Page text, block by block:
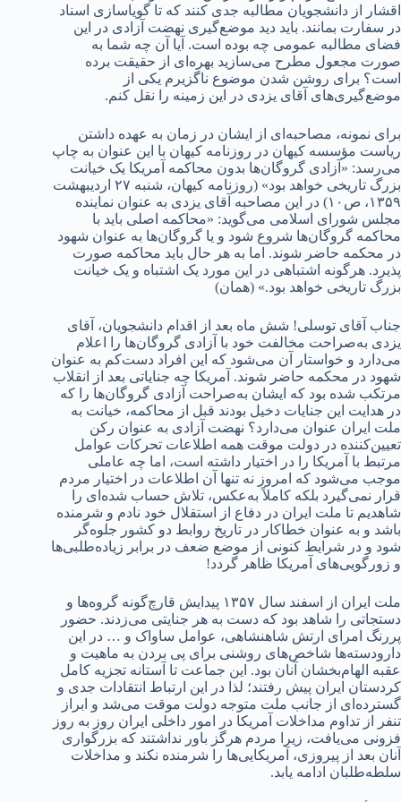
اقشار از دانشجویان مطالبه جدی کنند که تا گویاسازی اسناد
در سفارت بمانند. باید دید موضع‌گیری نهضت آزادی در این
فضای مطالبه‌ عمومی چه بوده است. آیا آن چه شما به
صورت مجعول مطرح می‌سازید بهره‌ای از حقیقت برده
است؟ برای روشن شدن موضوع ناگزیرم یکی از
موضع‌گیری‌های آقای یزدی در این زمینه را نقل کنم.
برای نمونه، مصاحبه‌ای از ایشان در زمان به عهده داشتن
ریاست مؤسسه کیهان در روزنامه کیهان با این عنوان به چاپ
می‌رسد: «آزادی گروگان‌ها بدون محاکمه آمریکا یک خیانت
بزرگ تاریخی خواهد بود» (روزنامه کیهان، شنبه ۲۷ اردیبهشت
۱۳۵۹، ص۱۰) در این مصاحبه آقای یزدی به عنوان نماینده
مجلس شورای اسلامی می‌گوید:‌ «محاکمه اصلی باید با
محاکمه گروگان‌ها شروع شود و یا گروگان‌ها به عنوان شهود
در محکمه حاضر شوند. اما به هر حال باید محاکمه صورت
پذیرد. هرگونه اشتباهی در این مورد یک اشتباه و یک خیانت
بزرگ تاریخی خواهد بود.» (همان)
جناب آقای توسلی! شش ماه بعد از اقدام دانشجویان، آقای
یزدی به‌صراحت مخالفت خود با آزادی گروگان‌ها را اعلام
می‌دارد و خواستار آن می‌شود که این افراد دست‌کم به عنوان
شهود در محکمه حاضر شوند. آمریکا چه جنایاتی بعد از انقلاب
مرتکب شده بود که ایشان به‌صراحت آزادی گروگان‌ها را که
در هدایت این جنایات دخیل بودند قبل از محاکمه، خیانت به
ملت ایران عنوان می‌دارد؟ نهضت آزادی به عنوان رکن
تعیین‌کننده در دولت موقت همه اطلاعات تحرکات عوامل
مرتبط با آمریکا را در اختیار داشته است، اما چه عاملی
موجب می‌شود که امروز نه تنها آن اطلاعات در اختیار مردم
قرار نمی‌گیرد بلکه کاملاً به‌عکس، تلاش حساب شده‌ای را
شاهدیم تا ملت ایران در دفاع از استقلال خود نادم و شرمنده
باشد و به عنوان خطاکار در تاریخ روابط دو کشور جلوه‌‌گر
شود و در شرایط کنونی از موضع ضعف در برابر زیاده‌طلبی‌ها
و زورگویی‌های آمریکا ظاهر گردد!
ملت ایران از اسفند سال ۱۳۵۷ پیدایش قارچ‌گونه‌ گروه‌ها و
دستجاتی را شاهد بود که دست به هر جنایتی می‌زدند. حضور
پررنگ امرای ارتش شاهنشاهی، عوامل ساواک و … در این
دارودسته‌ها شاخص‌های روشنی برای پی بردن به ماهیت و
عقبه الهام‌بخشان آنان بود. این جماعت تا آستانه تجزیه‌ کامل
کردستان ایران پیش رفتند؛ لذا در این ارتباط انتقادات جدی و
گسترده‌ای از جانب ملت متوجه دولت موقت می‌شد و ابراز
تنفر از تداوم مداخلات آمریکا در امور داخلی ایران روز به روز
فزونی می‌یافت، زیرا مردم هرگز باور نداشتند که بزرگواری
آنان بعد از پیروزی، آمریکایی‌ها را شرمنده نکند و مداخلات
سلطه‌طلبان ادامه یابد.